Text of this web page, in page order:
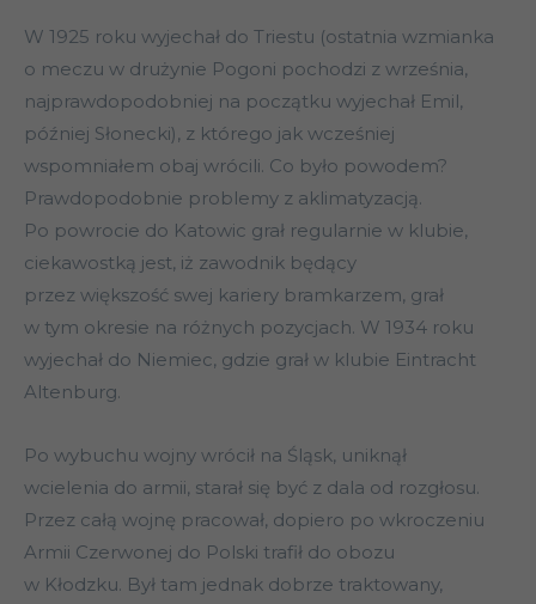
W 1925 roku wyjechał do Triestu (ostatnia wzmianka
o meczu w drużynie Pogoni pochodzi z września,
najprawdopodobniej na początku wyjechał Emil,
później Słonecki), z którego jak wcześniej
wspomniałem obaj wrócili. Co było powodem?
Prawdopodobnie problemy z aklimatyzacją.
Po powrocie do Katowic grał regularnie w klubie,
ciekawostką jest, iż zawodnik będący
przez większość swej kariery bramkarzem, grał
w tym okresie na różnych pozycjach. W 1934 roku
wyjechał do Niemiec, gdzie grał w klubie Eintracht
Altenburg.
Po wybuchu wojny wrócił na Śląsk, uniknął
wcielenia do armii, starał się być z dala od rozgłosu.
Przez całą wojnę pracował, dopiero po wkroczeniu
Armii Czerwonej do Polski trafił do obozu
w Kłodzku. Był tam jednak dobrze traktowany,